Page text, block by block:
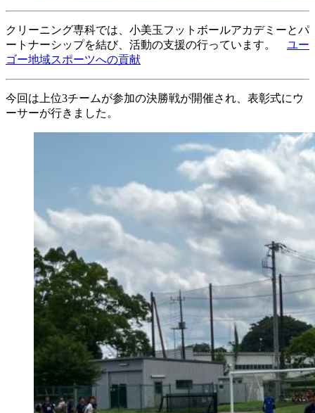
クリーニング専科では、小美玉フットボールアカデミーとパ
ートナーシップを結び、活動の支援の行っています。 ユー
ゴー地域スポーツへの貢献
今回は上位3チームが参加の決勝戦が開催され、表彰式にウ
ーサーが行きました。